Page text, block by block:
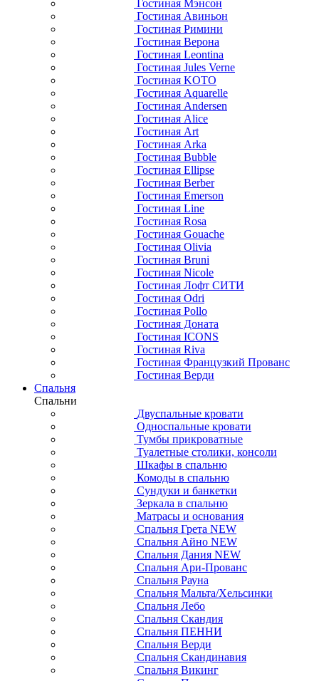
Гостиная Мэнсон
Гостиная Авиньон
Гостиная Римини
Гостиная Верона
Гостиная Leontina
Гостиная Jules Verne
Гостиная KOTO
Гостиная Aquarelle
Гостиная Andersen
Гостиная Alice
Гостиная Art
Гостиная Arka
Гостиная Bubble
Гостиная Ellipse
Гостиная Berber
Гостиная Emerson
Гостиная Line
Гостиная Rosa
Гостиная Gouache
Гостиная Olivia
Гостиная Bruni
Гостиная Nicole
Гостиная Лофт СИТИ
Гостиная Odri
Гостиная Pollo
Гостиная Доната
Гостиная ICONS
Гостиная Riva
Гостиная Французкий Прованс
Гостиная Верди
Спальня
Спальни
Двуспальные кровати
Односпальные кровати
Тумбы прикроватные
Туалетные столики, консоли
Шкафы в спальню
Комоды в спальню
Сундуки и банкетки
Зеркала в спальню
Матрасы и основания
Спальня Грета NEW
Спальня Айно NEW
Спальня Дания NEW
Спальня Ари-Прованс
Спальня Рауна
Спальня Мальта/Хельсинки
Спальня Лебо
Спальня Скандия
Спальня ПЕННИ
Спальня Верди
Спальня Скандинавия
Спальня Викинг